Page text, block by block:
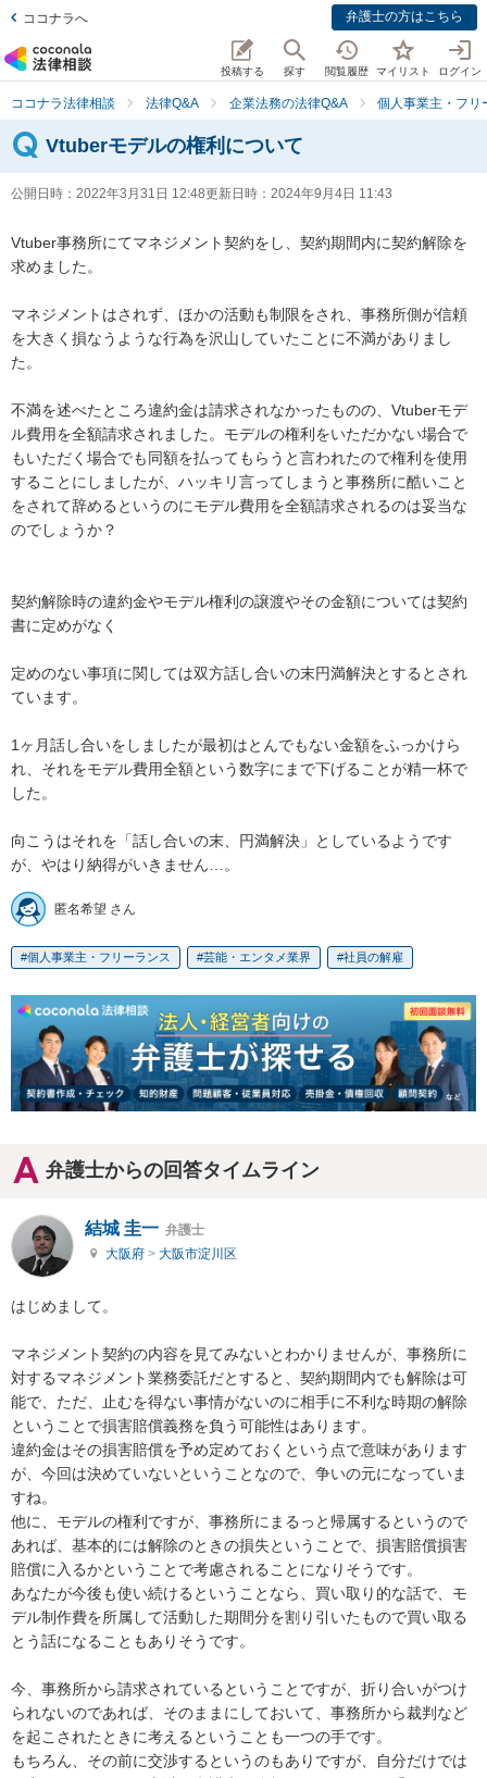
ココナラへ 弁護士の方はこちら
投稿する 探す 閲覧履歴 マイリスト ログイン
ココナラ法律相談 法律Q&A 企業法務の法律Q&A 個人事業主・フリ
Vtuberモデルの権利について
公開日時： 2022年3月31日 12:48更新日時： 2024年9月4日 11:43
Vtuber事務所にてマネジメント契約をし、契約期間内に契約解除を
求めました。
マネジメントはされず、ほかの活動も制限をされ、事務所側が信頼
を大きく損なうような行為を沢山していたことに不満がありまし
た。
不満を述べたところ違約金は請求されなかったものの、Vtuberモデ
ル費用を全額請求されました。モデルの権利をいただかない場合で
もいただく場合でも同額を払ってもらうと言われたので権利を使用
することにしましたが、ハッキリ言ってしまうと事務所に酷いこと
をされて辞めるというのにモデル費用を全額請求されるのは妥当な
のでしょうか？
契約解除時の違約金やモデル権利の譲渡やその金額については契約
書に定めがなく
定めのない事項に関しては双方話し合いの末円満解決とするとされ
ています。
1ヶ月話し合いをしましたが最初はとんでもない金額をふっかけら
れ、それをモデル費用全額という数字にまで下げることが精一杯で
した。
向こうはそれを「話し合いの末、円満解決」としているようです
が、やはり納得がいきません…。
匿名希望 さん
個人事業主・フリーランス 芸能・エンタメ業界 社員の解雇
弁護士からの回答タイムライン
結城 圭一 弁護士
大阪府 > 大阪市淀川区
はじめまして。
マネジメント契約の内容を見てみないとわかりませんが、事務所に
対するマネジメント業務委託だとすると、契約期間内でも解除は可
能で、ただ、止むを得ない事情がないのに相手に不利な時期の解除
ということで損害賠償義務を負う可能性はあります。
違約金はその損害賠償を予め定めておくという点で意味があります
が、今回は決めていないということなので、争いの元になっていま
すね。
他に、モデルの権利ですが、事務所にまるっと帰属するというので
あれば、基本的には解除のときの損失ということで、損害賠償損害
賠償に入るかということで考慮されることになりそうです。
あなたが今後も使い続けるということなら、買い取り的な話で、モ
デル制作費を所属して活動した期間分を割り引いたもので買い取る
とう話になることもありそうです。
今、事務所から請求されているということですが、折り合いがつけ
られないのであれば、そのままにしておいて、事務所から裁判など
を起こされたときに考えるということも一つの手です。
もちろん、その前に交渉するというのもありですが、自分だけでは